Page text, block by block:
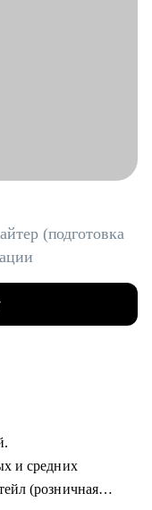
(подготовка
и средних
(розничная